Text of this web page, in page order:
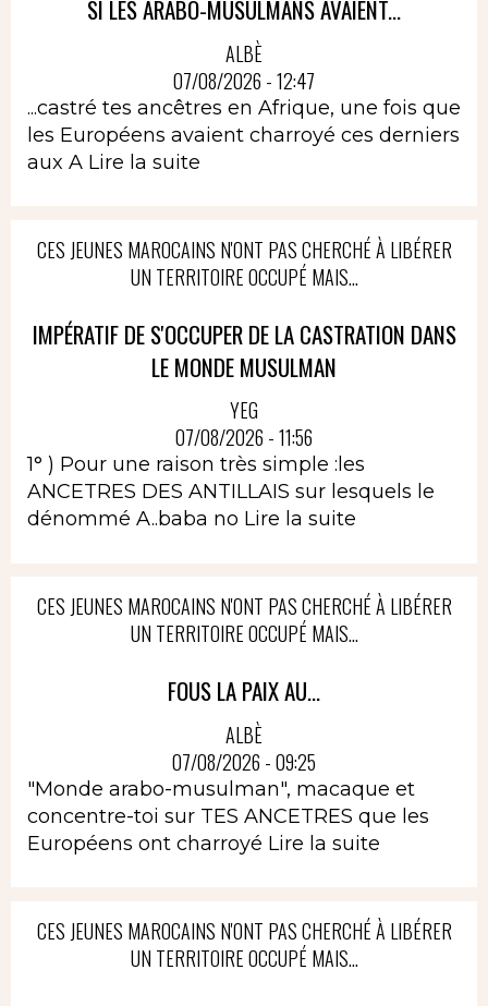
SI LES ARABO-MUSULMANS AVAIENT...
ALBÈ
07/08/2026 - 12:47
...castré tes ancêtres en Afrique, une fois que
les Européens avaient charroyé ces derniers
aux A Lire la suite
CES JEUNES MAROCAINS N'ONT PAS CHERCHÉ À LIBÉRER
UN TERRITOIRE OCCUPÉ MAIS...
IMPÉRATIF DE S'OCCUPER DE LA CASTRATION DANS
LE MONDE MUSULMAN
YEG
07/08/2026 - 11:56
1° ) Pour une raison très simple :les
ANCETRES DES ANTILLAIS sur lesquels le
dénommé A..baba no Lire la suite
CES JEUNES MAROCAINS N'ONT PAS CHERCHÉ À LIBÉRER
UN TERRITOIRE OCCUPÉ MAIS...
FOUS LA PAIX AU...
ALBÈ
07/08/2026 - 09:25
"Monde arabo-musulman", macaque et
concentre-toi sur TES ANCETRES que les
Européens ont charroyé Lire la suite
CES JEUNES MAROCAINS N'ONT PAS CHERCHÉ À LIBÉRER
UN TERRITOIRE OCCUPÉ MAIS...